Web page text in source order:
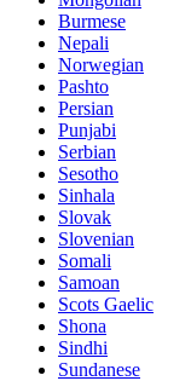
Burmese
Nepali
Norwegian
Pashto
Persian
Punjabi
Serbian
Sesotho
Sinhala
Slovak
Slovenian
Somali
Samoan
Scots Gaelic
Shona
Sindhi
Sundanese